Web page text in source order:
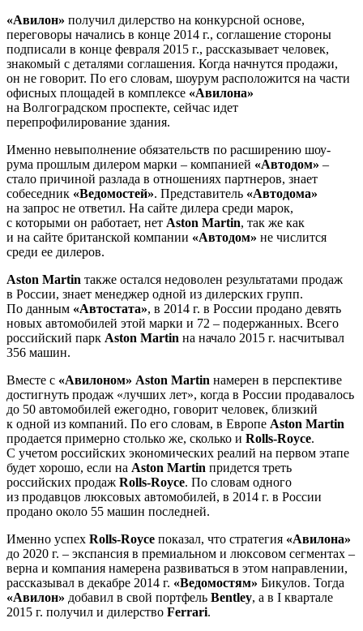
«Авилон» получил дилерство на конкурсной основе,
переговоры начались в конце 2014 г., соглашение стороны
подписали в конце февраля 2015 г., рассказывает человек,
знакомый с деталями соглашения. Когда начнутся продажи,
он не говорит. По его словам, шоурум расположится на части
офисных площадей в комплексе «Авилона»
на Волгоградском проспекте, сейчас идет
перепрофилирование здания.
Именно невыполнение обязательств по расширению шоу-
рума прошлым дилером марки – компанией «Автодом» –
стало причиной разлада в отношениях партнеров, знает
собеседник «Ведомостей». Представитель «Автодома»
на запрос не ответил. На сайте дилера среди марок,
с которыми он работает, нет Aston Martin, так же как
и на сайте британской компании «Автодом» не числится
среди ее дилеров.
Aston Martin также остался недоволен результатами продаж
в России, знает менеджер одной из дилерских групп.
По данным «Автостата», в 2014 г. в России продано девять
новых автомобилей этой марки и 72 – подержанных. Всего
российский парк Aston Martin на начало 2015 г. насчитывал
356 машин.
Вместе с «Авилоном» Aston Martin намерен в перспективе
достигнуть продаж «лучших лет», когда в России продавалось
до 50 автомобилей ежегодно, говорит человек, близкий
к одной из компаний. По его словам, в Европе Aston Martin
продается примерно столько же, сколько и Rolls-Royce.
С учетом российских экономических реалий на первом этапе
будет хорошо, если на Aston Martin придется треть
российских продаж Rolls-Royce. По словам одного
из продавцов люксовых автомобилей, в 2014 г. в России
продано около 55 машин последней.
Именно успех Rolls-Royce показал, что стратегия «Авилона»
до 2020 г. – экспансия в премиальном и люксовом сегментах –
верна и компания намерена развиваться в этом направлении,
рассказывал в декабре 2014 г. «Ведомостям» Бикулов. Тогда
«Авилон» добавил в свой портфель Bentley, а в I квартале
2015 г. получил и дилерство Ferrari.